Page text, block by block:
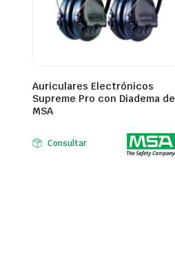
Auriculares Electrónicos
Supreme Pro con Diadema de
MSA
Consultar